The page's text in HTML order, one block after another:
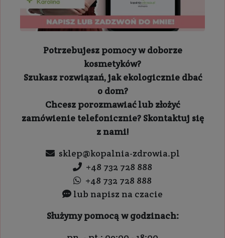
Potrzebujesz pomocy w doborze
kosmetyków?
Szukasz rozwiązań, jak ekologicznie dbać
o dom?
Chcesz porozmawiać lub złożyć
zamówienie telefonicznie? Skontaktuj się
z nami!
sklep@kopalnia-zdrowia.pl
+48 732 728 888
+48 732 728 888
lub napisz na czacie
Służymy pomocą w godzinach: